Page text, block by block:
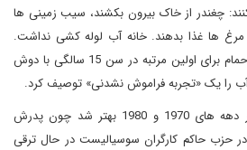
چغندر از خاک بیرون بکشند، سیب زمینی ها
ها غذا بدهند. خانه آب لوله کشی نداشت.
اوربان سال ها بعد استفاده از حمام برای اولین مرتبه در سن 15 سالگی با دوش
را یک «تجربه فراموش نشدنی» توصیف کرد.
شرایط مالی خانواده اوربان در دهه های 1970 و 1980 بهتر شد چون پدرش
حزب حاکم کارگران سوسیالیست در حال ترقی